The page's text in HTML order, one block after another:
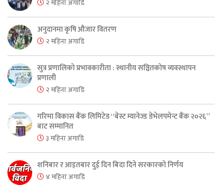
२ महिना अगाडि
अनुदानमा कृषि औजार वितरण
२ महिना अगाडि
सुत्र प्रणालिको प्रभावकारीता : स्थानीय सञ्चितकोष व्यवस्थापन
प्रणाली
२ महिना अगाडि
गरिमा विकास बैंक लिमिटेड “बेस्ट म्यानेज्ड डेभेलपमेन्ट बैंक २०२६”
बाट सम्मानित
३ महिना अगाडि
शनिबार र आइतबार दुई दिन बिदा दिने सरकारको निर्णय
४ महिना अगाडि